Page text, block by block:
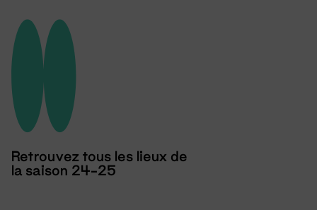
Retrouvez tous les lieux de
la saison 24-25